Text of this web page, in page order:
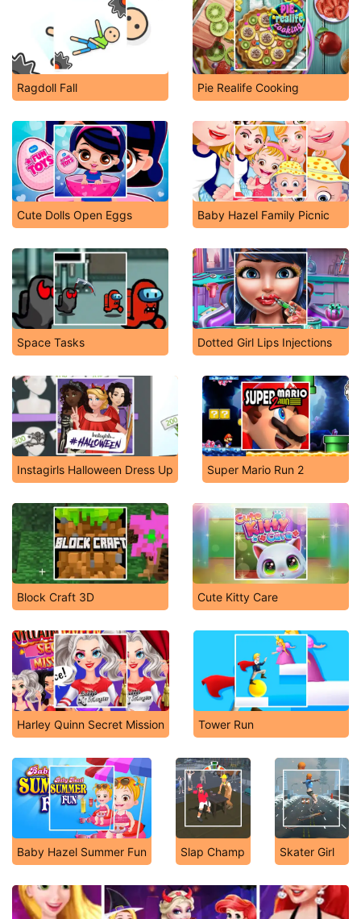
Ragdoll Fall Pie Realife Cooking
Cute Dolls Open Eggs Baby Hazel Family Picnic
Space Tasks Dotted Girl Lips Injections
Instagirls Halloween Dress Up Super Mario Run 2
Block Craft 3D Cute Kitty Care
Harley Quinn Secret Mission Tower Run
Baby Hazel Summer Fun Slap Champ Skater Girl